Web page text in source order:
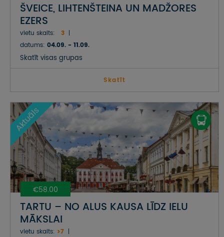
ŠVEICE, LIHTENŠTEINA UN MADŽORES
EZERS
vietu skaits:
3
datums: 04.09. - 11.09.
Skatīt visas grupas
Skatīt
€58.00
Aktuāls
TARTU – NO ALUS KAUSA LĪDZ IELU
MĀKSLAI
vietu skaits: >7